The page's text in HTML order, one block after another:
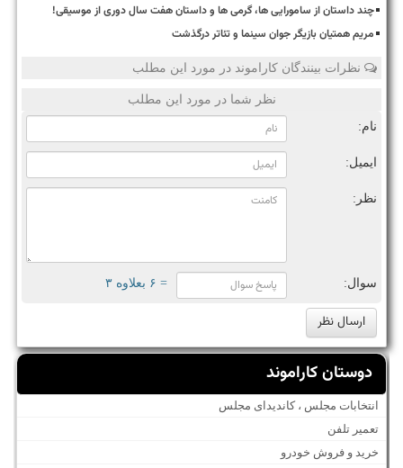
چند داستان از سامورایی ها، گرمی ها و داستان هفت سال دوری از موسیقی!
مریم همتیان بازیگر جوان سینما و تئاتر درگذشت
نظرات بینندگان کاراموند در مورد این مطلب
نظر شما در مورد این مطلب
نام:
ایمیل:
نظر:
سوال: = ۶ بعلاوه ۳
دوستان کاراموند
انتخابات مجلس ، کاندیدای مجلس
تعمیر تلفن
خرید و فروش خودرو